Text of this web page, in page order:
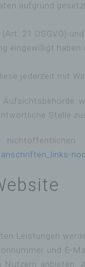
aufgrund
21 DSGVO) und
eingewilligt
jederzeit mit
Stelle
Leistungen
und E-
anbieten.